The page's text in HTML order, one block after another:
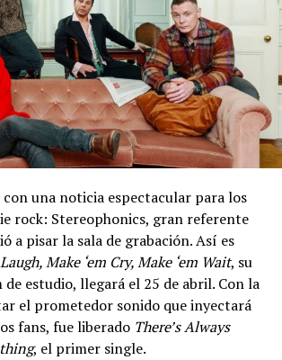
una noticia espectacular para los
rock: Stereophonics, gran referente
a pisar la sala de grabación. Así es
Make ‘em Cry, Make ‘em Wait, su
estudio, llegará el 25 de abril. Con la
el prometedor sonido que inyectará
fans, fue liberado There’s Always
, el primer single.